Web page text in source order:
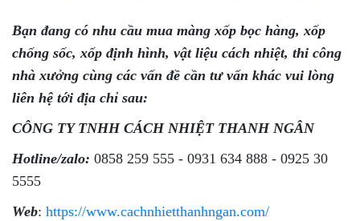
Bạn đang có nhu cầu mua màng xốp bọc hàng, xốp
chống sốc, xốp định hình, vật liệu cách nhiệt, thi công
nhà xưởng cùng các vấn đề cần tư vấn khác vui lòng
liên hệ tới địa chỉ sau:
CÔNG TY TNHH CÁCH NHIỆT THANH NGÂN
Hotline/zalo: 0858 259 555 - 0931 634 888 - 0925 30
5555
Web: https://www.cachnhietthanhngan.com/